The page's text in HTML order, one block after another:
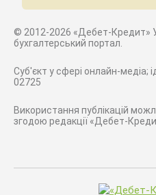
© 2012-2026 «Дебет-Кредит»
бухгалтерський портал.
Суб'єкт у сфері онлайн-медіа;
02725
Використання публікацій
згодою редакції «Дебет-